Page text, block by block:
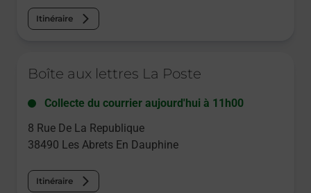
Itinéraire
Boîte aux lettres La Poste
Collecte du courrier aujourd'hui à 11h00
8 Rue De La Republique
38490 Les Abrets En Dauphine
Itinéraire